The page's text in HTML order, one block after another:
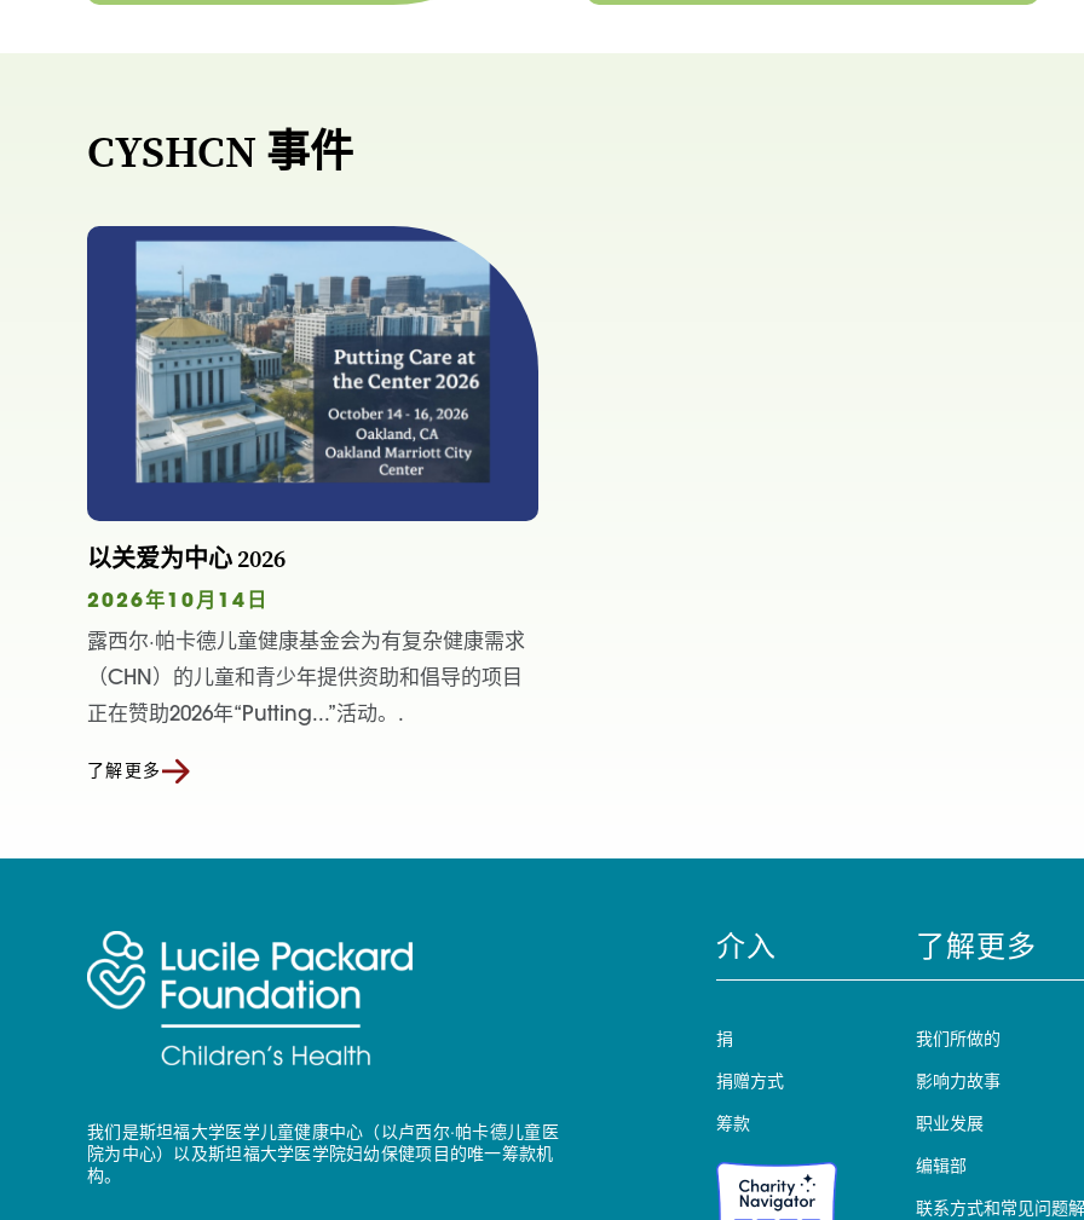
CYSHCN 事件
以关爱为中心 2026
2026年10月14日
露西尔·帕卡德儿童健康基金会为有复杂健康需求
（CHN）的儿童和青少年提供资助和倡导的项目
正在赞助2026年“Putting...”活动。.
了解更多
我们是斯坦福大学医学儿童健康中心（以卢西尔·帕卡德儿童医
院为中心）以及斯坦福大学医学院妇幼保健项目的唯一筹款机
构。
介入
捐
捐赠方式
筹款
了解更多
我们所做的
影响力故事
职业发展
编辑部
联系方式和常见问题